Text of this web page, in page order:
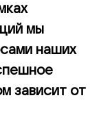
мы
наших
зависит от